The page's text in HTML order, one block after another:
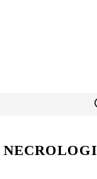
NECROLOGI